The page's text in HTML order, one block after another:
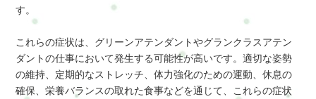
す。
これらの症状は、グリーンアテンダントやグランクラスアテン
ダントの仕事において発生する可能性が高いです。適切な姿勢
の維持、定期的なストレッチ、体力強化のための運動、休息の
確保、栄養バランスの取れた食事などを通じて、これらの症状